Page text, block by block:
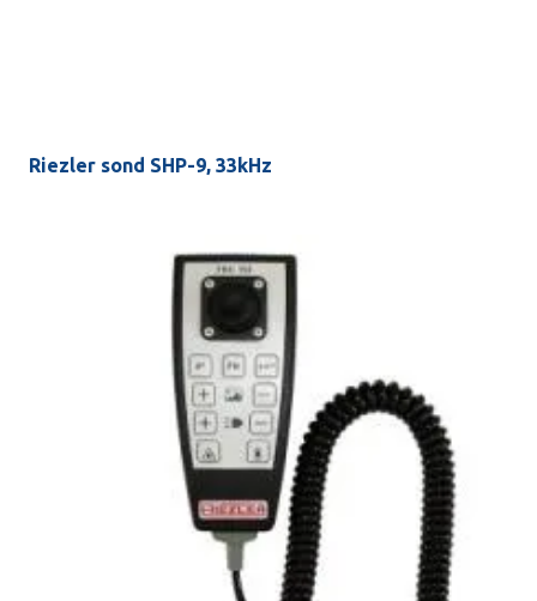
Riezler sond SHP-9, 33kHz